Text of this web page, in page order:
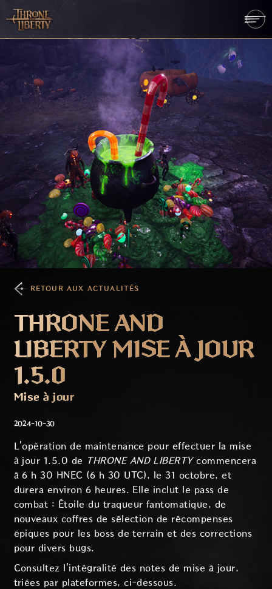
RETOUR AUX ACTUALITÉS
THRONE AND
LIBERTY MISE À JOUR
1.5.0
Mise à jour
2024-10-30
L'opération de maintenance pour effectuer la mise
à jour 1.5.0 de THRONE AND LIBERTYcommencera
à 6 h 30 HNEC (6 h 30 UTC), le 31 octobre, et
durera environ 6 heures. Elle inclut le pass de
combat : Étoile du traqueur fantomatique, de
nouveaux coffres de sélection de récompenses
épiques pour les boss de terrain et des corrections
pour divers bugs.
Consultez l'intégralité des notes de mise à jour,
triées par plateformes, ci-dessous.